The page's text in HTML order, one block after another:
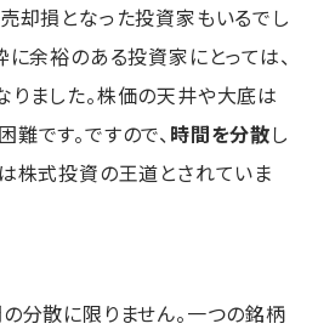
却損となった投資家もいるでし
に余裕のある投資家にとっては、
ました。株価の天井や大底は
です。ですので、時間を分散し
は株式投資の王道とされていま
分散に限りません。一つの銘柄